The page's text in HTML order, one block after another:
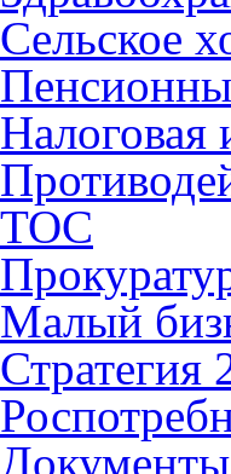
Сельское
Налоговая
ТОС
Малый
Стратегия
Документы